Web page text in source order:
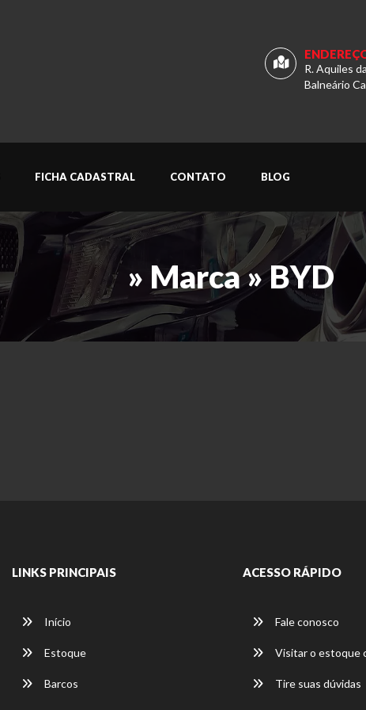
R. Aquiles
Balneário
FICHA CADASTRAL CONTATO BLOG
» Marca » BYD
LINKS PRINCIPAIS
Início
Estoque
Barcos
ACESSO RÁPIDO
Fale conosco
Visitar o estoque
Tire suas dúvidas